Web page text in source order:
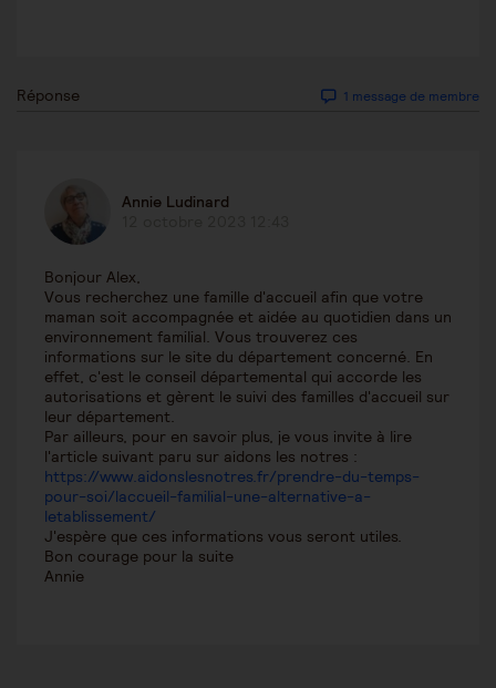
Réponse 1 message de membre
Annie Ludinard
Bonjour Alex,
Vous recherchez une famille d'accueil afin que votre
maman soit accompagnée et aidée au quotidien dans un
environnement familial. Vous trouverez ces
informations sur le site du département concerné. En
effet, c'est le conseil départemental qui accorde les
autorisations et gèrent le suivi des familles d'accueil sur
leur département.
Par ailleurs, pour en savoir plus, je vous invite à lire
l'article suivant paru sur aidons les notres :
https://www.aidonslesnotres.fr/prendre-du-temps-
pour-soi/laccueil-familial-une-alternative-a-
letablissement/
J'espère que ces informations vous seront utiles.
Bon courage pour la suite
Annie